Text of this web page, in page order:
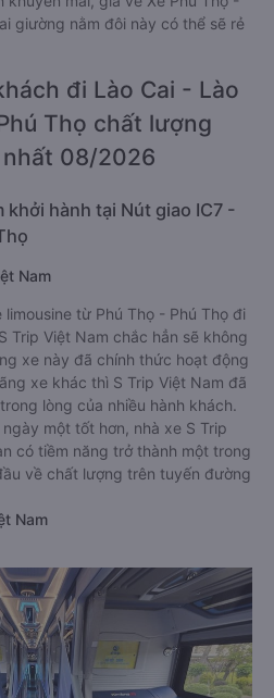
giường nằm đôi này có thể sẽ rẻ
đi Lào Cai - Lào
Thọ chất lượng
08/2026
khởi hành tại Nút giao IC7 -
Nam
từ Phú Thọ - Phú Thọ đi
Trip Việt Nam chắc hẳn sẽ không
xe này đã chính thức hoạt động
xe khác thì S Trip Việt Nam đã
lòng của nhiều hành khách.
một tốt hơn, nhà xe S Trip
có tiềm năng trở thành một trong
về chất lượng trên tuyến đường
Nam